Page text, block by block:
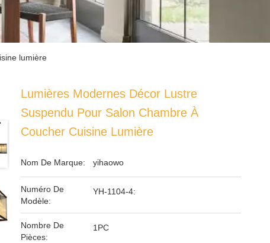
lumière
Lumières Modernes Décor Lustre
Suspendu Pour Salon Chambre À
Coucher Cuisine Lumière
Nom De Marque: yihaowo
Numéro De
Modèle:
YH-1104-4:
Nombre De
Pièces:
1PC